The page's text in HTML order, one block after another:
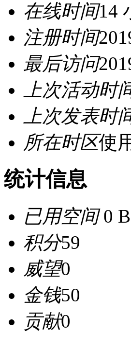
在线时间14
注册时间
最后访问
上次活动时
上次发表时
所在时区使
统计信息
已用空间0 B
积分59
威望0
金钱50
贡献0